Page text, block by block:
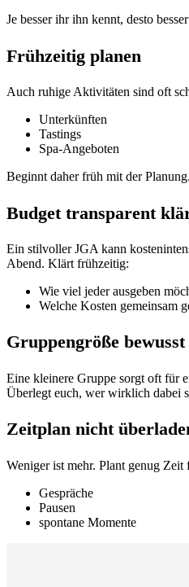
Je besser ihr ihn kennt, desto
Frühzeitig planen
Auch ruhige Aktivitäten sind oft
Unterkünften
Tastings
Spa-Angeboten
Beginnt daher früh mit der Planung.
Budget transparent
Ein stilvoller JGA kann
Abend. Klärt frühzeitig:
Wie viel jeder ausgeben
Welche Kosten gemeinsam
Gruppengröße
Eine kleinere Gruppe sorgt oft für
Überlegt euch, wer wirklich dabei
Zeitplan nicht
Weniger ist mehr. Plant genug Zeit
Gespräche
Pausen
spontane Momente